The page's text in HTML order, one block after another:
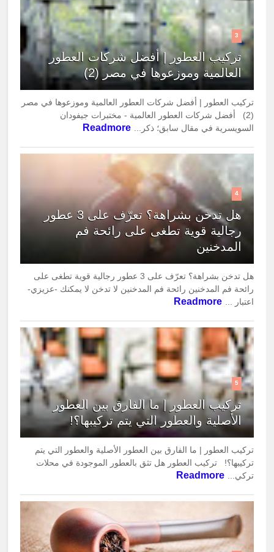
3
تركيب العطور | أفضل شركات العطور
العالمية وموزعوها في مصر (2)
تركيب العطور | أفضل شركات العطور العالمية وموزعوها في مصر
(2) أفضل شركات العطور العالمية - مختبرات جيفودان
السويسرية في مقال سابق؛ ذكر... Readmore
4
هل تدخن بشراهة؟ تعرّف على 3 عطور
رجالية قوية تطغى على رائحة فم
المدخنين
هل تدخن بشراهة؟ تعرّف على 3 عطور رجالية قوية تطغى على
رائحة فم المدخنين رائحة فم المدخنين لا تدخن لا يمكنك -عزيزي-
اعتبار ... Readmore
5
تركيب العطور | ما الفارق بين العطور
الأصلية والعطور التي يتم تركيبها؟!
تركيب العطور | ما الفارق بين العطور الأصلية والعطور التي يتم
تركيبها؟! تركيب العطور هل تثق بالعطور الموجودة في محلات
تركي... Readmore